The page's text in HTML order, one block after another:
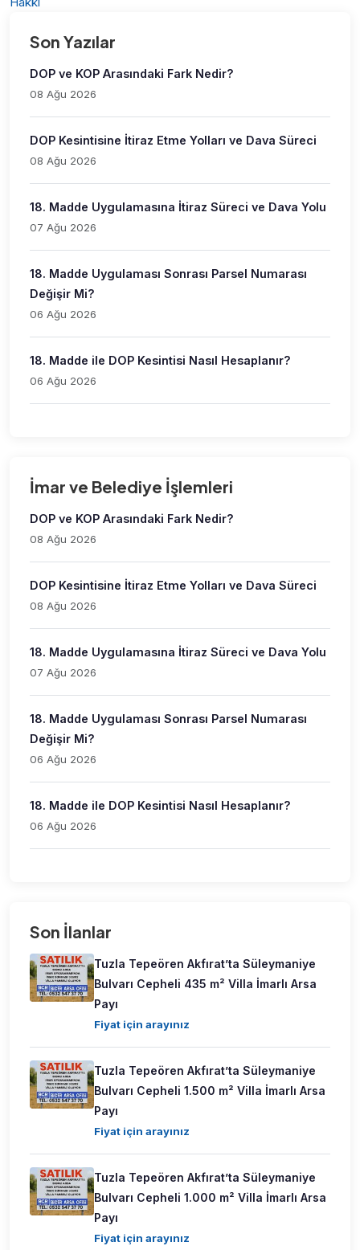
Son Yazılar
DOP ve KOP Arasındaki Fark Nedir?
08 Ağu 2026
DOP Kesintisine İtiraz Etme Yolları ve Dava Süreci
08 Ağu 2026
18. Madde Uygulamasına İtiraz Süreci ve Dava Yolu
07 Ağu 2026
18. Madde Uygulaması Sonrası Parsel Numarası
Değişir Mi?
06 Ağu 2026
18. Madde ile DOP Kesintisi Nasıl Hesaplanır?
06 Ağu 2026
İmar ve Belediye İşlemleri
DOP ve KOP Arasındaki Fark Nedir?
08 Ağu 2026
DOP Kesintisine İtiraz Etme Yolları ve Dava Süreci
08 Ağu 2026
18. Madde Uygulamasına İtiraz Süreci ve Dava Yolu
07 Ağu 2026
18. Madde Uygulaması Sonrası Parsel Numarası
Değişir Mi?
06 Ağu 2026
18. Madde ile DOP Kesintisi Nasıl Hesaplanır?
06 Ağu 2026
Son İlanlar
Tuzla Tepeören Akfırat’ta Süleymaniye
Bulvarı Cepheli 435 m² Villa İmarlı Arsa
Payı
Fiyat için arayınız
Tuzla Tepeören Akfırat’ta Süleymaniye
Bulvarı Cepheli 1.500 m² Villa İmarlı Arsa
Payı
Fiyat için arayınız
Tuzla Tepeören Akfırat’ta Süleymaniye
Bulvarı Cepheli 1.000 m² Villa İmarlı Arsa
Payı
Fiyat için arayınız